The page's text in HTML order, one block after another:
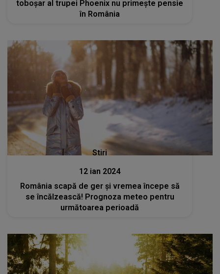
toboșar al trupei Phoenix nu primește pensie
în România
Stiri
12 ian 2024
România scapă de ger și vremea începe să
se încălzească! Prognoza meteo pentru
următoarea perioadă